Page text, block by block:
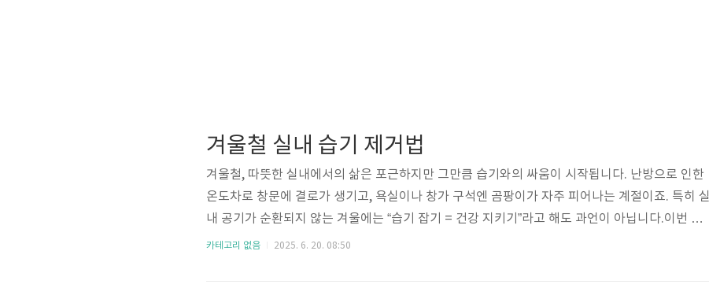
겨울철 실내 습기 제거법
겨울철, 따뜻한 실내에서의 삶은 포근하지만 그만큼 습기와의 싸움이 시작됩니다. 난방으로 인한
온도차로 창문에 결로가 생기고, 욕실이나 창가 구석엔 곰팡이가 자주 피어나는 계절이죠. 특히 실
내 공기가 순환되지 않는 겨울에는 “습기 잡기 = 건강 지키기”라고 해도 과언이 아닙니다.이번 글
에서는 겨울철 집안 습기 원인부터 실질적인 제거 방법, 곰팡이 예방 루틴, 그리고 건강에 미치는
카테고리 없음 2025. 6. 20. 08:50